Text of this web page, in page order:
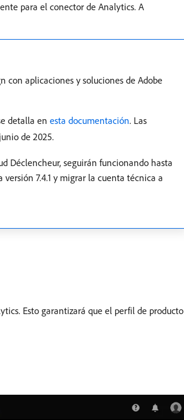
para el conector de Analytics. A
con aplicaciones y soluciones de Adobe
detalla en esta documentación. Las
de 2025.
Déclencheur, seguirán funcionando hasta
7.4.1 y migrar la cuenta técnica a
Esto garantizará que el perfil de producto